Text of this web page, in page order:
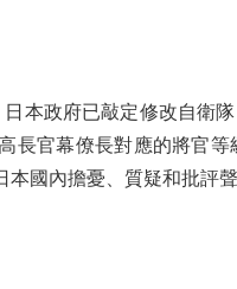
政府已敲定修改自衛
長官幕僚長對應的將官
本國內擔憂、質疑和批評